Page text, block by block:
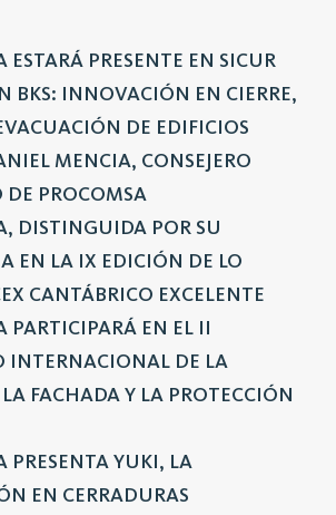
ESTARÁ PRESENTE EN SICUR
BKS: INNOVACIÓN EN CIERRE,
DE EDIFICIOS
MENCIA, CONSEJERO
DE PROCOMSA
DISTINGUIDA POR SU
EN LA IX EDICIÓN DE LO
CANTÁBRICO EXCELENTE
PARTICIPARÁ EN EL II
INTERNACIONAL DE LA
FACHADA Y LA PROTECCIÓN
PRESENTA YUKI, LA
EN CERRADURAS